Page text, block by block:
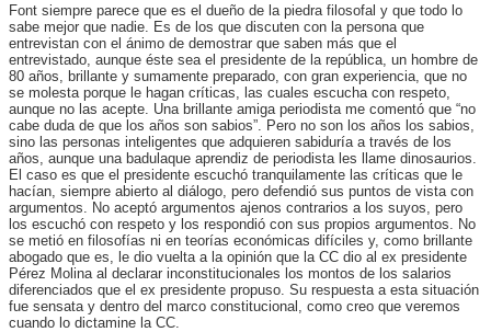
Font siempre parece que es el dueño de la piedra filosofal y que todo lo
sabe mejor que nadie. Es de los que discuten con la persona que
entrevistan con el ánimo de demostrar que saben más que el
entrevistado, aunque éste sea el presidente de la república, un hombre de
80 años, brillante y sumamente preparado, con gran experiencia, que no
se molesta porque le hagan críticas, las cuales escucha con respeto,
aunque no las acepte. Una brillante amiga periodista me comentó que “no
cabe duda de que los años son sabios”. Pero no son los años los sabios,
sino las personas inteligentes que adquieren sabiduría a través de los
años, aunque una badulaque aprendiz de periodista les llame dinosaurios.
El caso es que el presidente escuchó tranquilamente las críticas que le
hacían, siempre abierto al diálogo, pero defendió sus puntos de vista con
argumentos. No aceptó argumentos ajenos contrarios a los suyos, pero
los escuchó con respeto y los respondió con sus propios argumentos. No
se metió en filosofías ni en teorías económicas difíciles y, como brillante
abogado que es, le dio vuelta a la opinión que la CC dio al ex presidente
Pérez Molina al declarar inconstitucionales los montos de los salarios
diferenciados que el ex presidente propuso. Su respuesta a esta situación
fue sensata y dentro del marco constitucional, como creo que veremos
cuando lo dictamine la CC.